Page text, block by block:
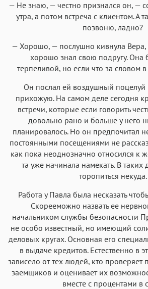
— Не знаю, — честно признался он, —
утра, а потом встреча с клиентом. А
позвоню, ладно?
— Хорошо, — послушно кивнула
хорошо знал свою подругу. Она
терпеливой, но если что за словом
Он послал ей воздушный поцелуй
прихожую. На самом деле сегодня
встречи, которые если говорить
довольно рано и больше у него
планировалось. Но он предпочитал
постоянными посещениями не
как пока неоднозначно относился к
та уже начинала намекать. В таких
торопиться некуда.
Работа у Павла была несказать
Скорееможно назвать ее
начальником службы безопасности
не особо известный, но имеющий
деловых кругах. Основная его
в выдаче кредитов. Естественно в
зависело от тех людей, кто проверяет
заемщиков и оценивает их
вместе с процентами в